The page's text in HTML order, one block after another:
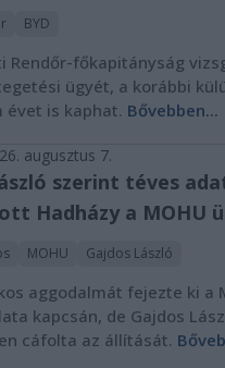
BYD
Rendőr-főkapitányság
ügyét, a korábbi
évet is kaphat. Bővebben...
augusztus 7.
szerint téves
Hadházy a MOHU
MOHU Gajdos László
aggodalmát fejezte ki a
kapcsán, de Gajdos
cáfolta az állítását.